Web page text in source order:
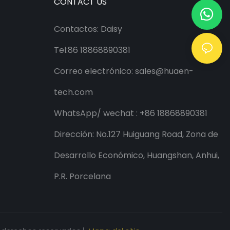
Contactos: Daisy
Tel:86 18868890381
Correo electrónico: sales@huaen-
tech.com
WhatsApp/ wechat : +86 18868890381
Dirección: No.127 Huiguang Road, Zona de
Desarrollo Económico, Huangshan, Anhui,
P.R. Porcelana